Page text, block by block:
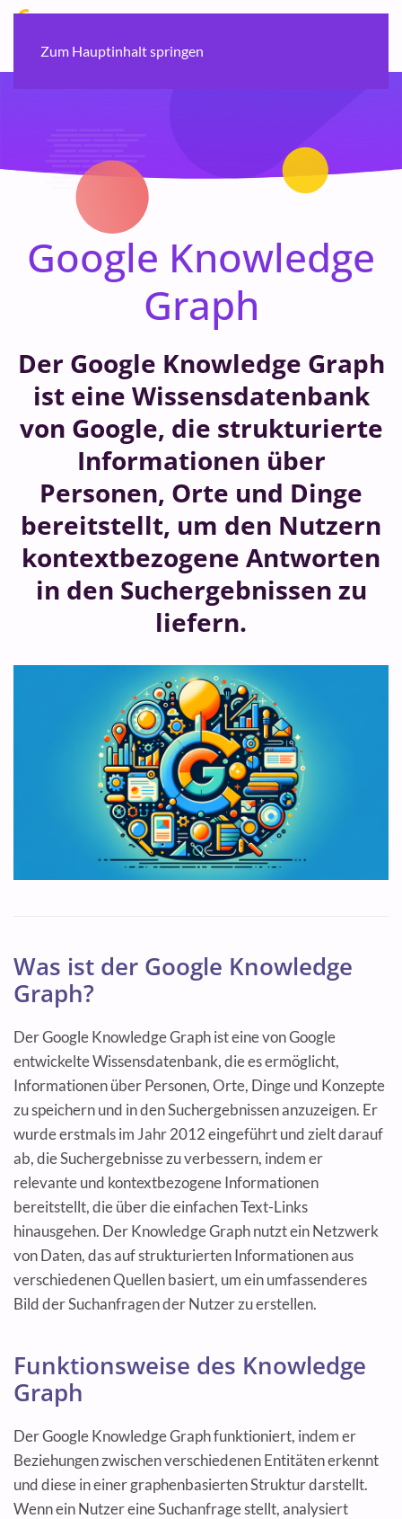
Zum Hauptinhalt springen
Google Knowledge
Graph
Der Google Knowledge Graph
ist eine Wissensdatenbank
von Google, die strukturierte
Informationen über
Personen, Orte und Dinge
bereitstellt, um den Nutzern
kontextbezogene Antworten
in den Suchergebnissen zu
liefern.
Was ist der Google Knowledge
Graph?
Der Google Knowledge Graph ist eine von Google
entwickelte Wissensdatenbank, die es ermöglicht,
Informationen über Personen, Orte, Dinge und Konzepte
zu speichern und in den Suchergebnissen anzuzeigen. Er
wurde erstmals im Jahr 2012 eingeführt und zielt darauf
ab, die Suchergebnisse zu verbessern, indem er
relevante und kontextbezogene Informationen
bereitstellt, die über die einfachen Text-Links
hinausgehen. Der Knowledge Graph nutzt ein Netzwerk
von Daten, das auf strukturierten Informationen aus
verschiedenen Quellen basiert, um ein umfassenderes
Bild der Suchanfragen der Nutzer zu erstellen.
Funktionsweise des Knowledge
Graph
Der Google Knowledge Graph funktioniert, indem er
Beziehungen zwischen verschiedenen Entitäten erkennt
und diese in einer graphenbasierten Struktur darstellt.
Wenn ein Nutzer eine Suchanfrage stellt, analysiert